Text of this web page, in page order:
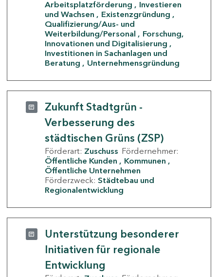
Arbeitsplatzförderung
Investieren
und Wachsen
Existenzgründung
Qualifizierung/Aus- und
Weiterbildung/Personal
Forschung,
Innovationen und Digitalisierung
Investitionen in Sachanlagen und
Beratung
Unternehmensgründung
Zukunft Stadtgrün -
Verbesserung des
städtischen Grüns (ZSP)
Förderart: Zuschuss Fördernehmer:
Öffentliche Kunden
Kommunen
Öffentliche Unternehmen
Förderzweck: Städtebau und
Regionalentwicklung
Unterstützung besonderer
Initiativen für regionale
Entwicklung